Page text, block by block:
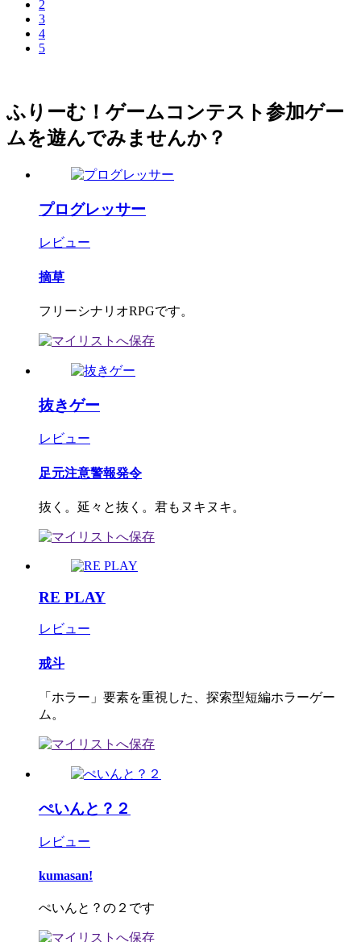
2
3
4
5
ふりーむ！ゲームコンテスト参加ゲー
ムを遊んでみませんか？
プログレッサー
レビュー
摘草
フリーシナリオRPGです。
抜きゲー
レビュー
足元注意警報発令
抜く。延々と抜く。君もヌキヌキ。
RE PLAY
レビュー
戒斗
「ホラー」要素を重視した、探索型短編ホラーゲー
ム。
ぺいんと？２
レビュー
kumasan!
ぺいんと？の２です